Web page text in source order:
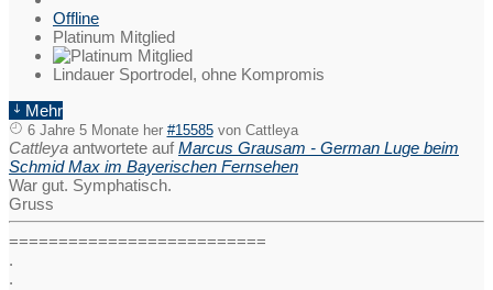
Offline
Platinum Mitglied
Lindauer Sportrodel, ohne Kompromis
Mehr
6 Jahre 5 Monate her #15585 von Cattleya
Cattleya antwortete aufMarcus Grausam - German Luge beim
Schmid Max im Bayerischen Fernsehen
War gut. Symphatisch.
Gruss
==========================
.
.